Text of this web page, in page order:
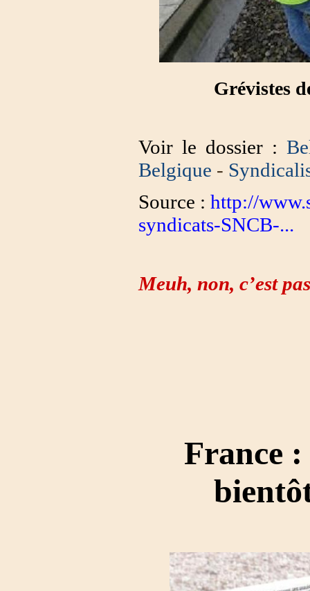
Grévistes
Voir le dossier :
Belgique -
Source : http://
syndicats-SNCB-...
Meuh, non, c’est
France